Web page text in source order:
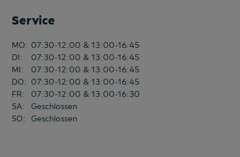
Service
MO: 07:30-12:00 & 13:00-16:45
DI:
07:30-12:00 & 13:00-16:45
MI:
07:30-12:00 & 13:00-16:45
DO: 07:30-12:00 & 13:00-16:45
FR:
07:30-12:00 & 13:00-16:30
SA:
Geschlossen
SO: Geschlossen